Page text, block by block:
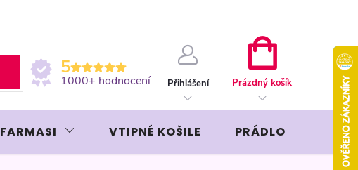
5
1000+ hodnocení Přihlášení
KOŠÍK
Prázdný košík
FARMASI VTIPNÉ KOŠILE PRÁDLO